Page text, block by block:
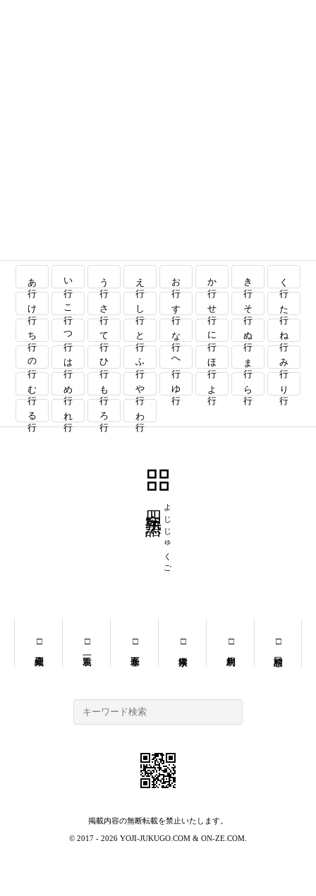
あ行 い行 う行 え行 お行 か行 き行 く行
け行 こ行 さ行 し行 す行 せ行 そ行 た行
ち行 つ行 て行 と行 な行 に行 ぬ行 ね行
の行 は行 ひ行 ふ行 へ行 ほ行 ま行 み行
む行 め行 も行 や行 ゆ行 よ行 ら行 り行
る行 れ行 ろ行 わ行
よじじゅくご
掲載内容の無断転載を禁止いたします。
© 2017 - 2026 YOJI-JUKUGO.COM & ON-ZE.COM